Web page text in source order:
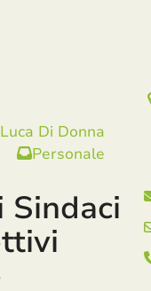
Luca Di Donna
Personale
Sindaci